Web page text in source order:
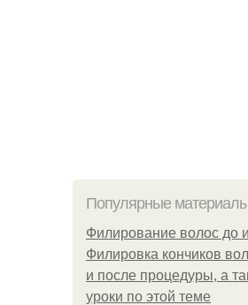
Популярные
Филирование волос до
Филировка кончиков
и после процедуры, а
уроки по этой теме